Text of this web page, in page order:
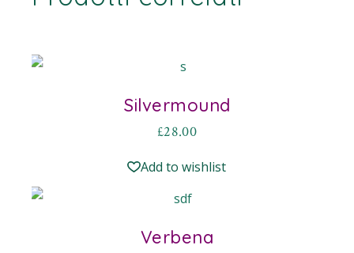
Silvermound
£28.00
Add to wishlist
Verbena